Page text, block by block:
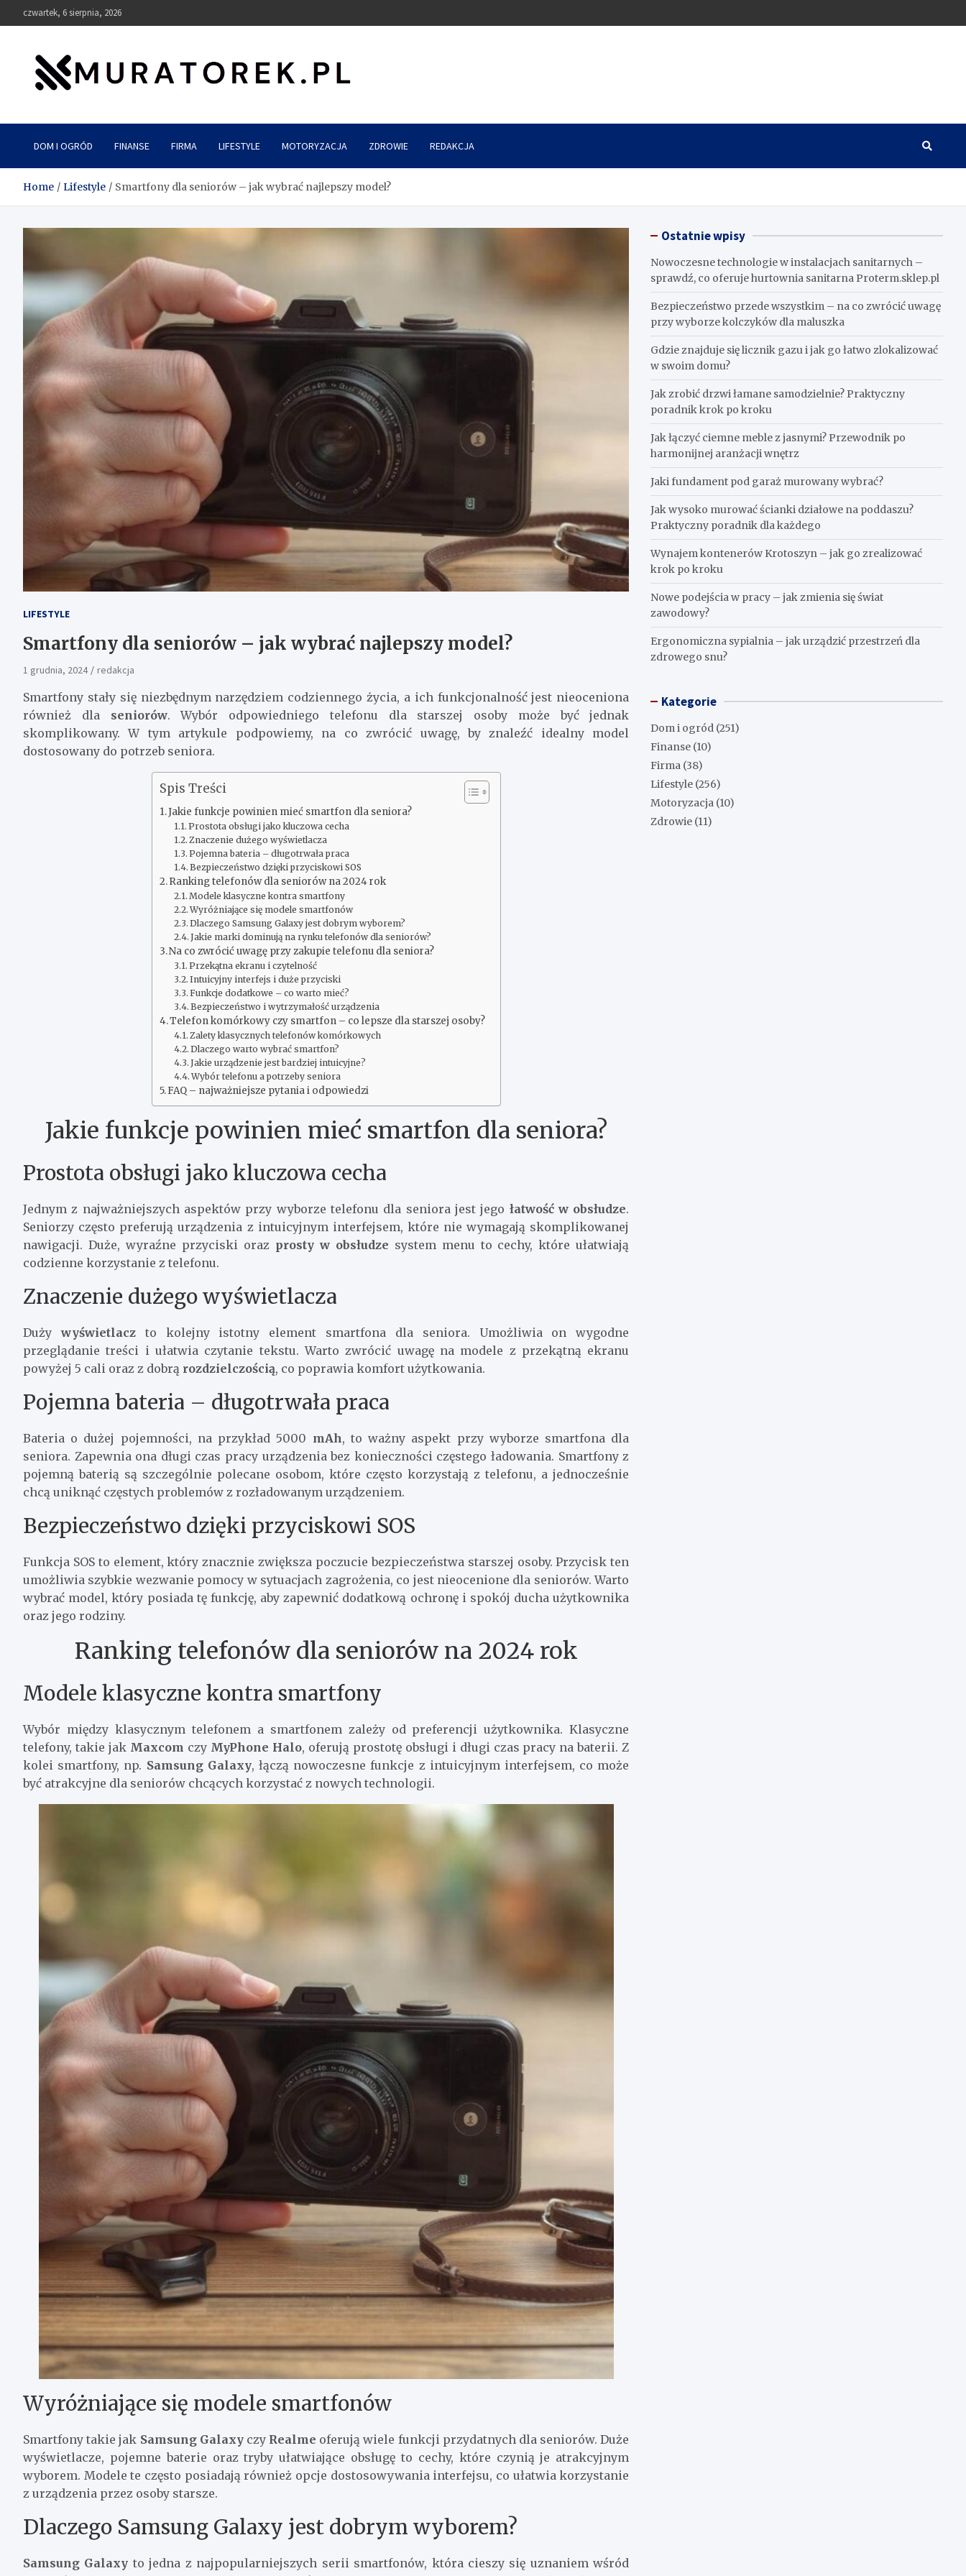
to
czwartek, 6 sierpnia, 2026
muratorek.pl
DOM I OGRÓD FINANSE FIRMA LIFESTYLE MOTORYZACJA ZDROWIE REDAKCJA
Home Lifestyle Smartfony dla seniorów – jak wybrać najlepszy model?
LIFESTYLE
Smartfony dla seniorów – jak wybrać najlepszy model?
1 grudnia, 2024 redakcja
Smartfony stały się niezbędnym narzędziem codziennego życia, a ich funkcjonalność jest nieoceniona
również dla seniorów. Wybór odpowiedniego telefonu dla starszej osoby może być jednak
skomplikowany. W tym artykule podpowiemy, na co zwrócić uwagę, by znaleźć idealny model
dostosowany do potrzeb seniora.
Spis Treści
Jakie funkcje powinien mieć smartfon dla seniora?
Prostota obsługi jako kluczowa cecha
Znaczenie dużego wyświetlacza
Pojemna bateria – długotrwała praca
Bezpieczeństwo dzięki przyciskowi SOS
Ranking telefonów dla seniorów na 2024 rok
Modele klasyczne kontra smartfony
Wyróżniające się modele smartfonów
Dlaczego Samsung Galaxy jest dobrym wyborem?
Jakie marki dominują na rynku telefonów dla seniorów?
Na co zwrócić uwagę przy zakupie telefonu dla seniora?
Przekątna ekranu i czytelność
Intuicyjny interfejs i duże przyciski
Funkcje dodatkowe – co warto mieć?
Bezpieczeństwo i wytrzymałość urządzenia
Telefon komórkowy czy smartfon – co lepsze dla starszej osoby?
Zalety klasycznych telefonów komórkowych
Dlaczego warto wybrać smartfon?
Jakie urządzenie jest bardziej intuicyjne?
Wybór telefonu a potrzeby seniora
FAQ – najważniejsze pytania i odpowiedzi
Jakie funkcje powinien mieć smartfon dla seniora?
Prostota obsługi jako kluczowa cecha
Jednym z najważniejszych aspektów przy wyborze telefonu dla seniora jest jego łatwość w obsłudze.
Seniorzy często preferują urządzenia z intuicyjnym interfejsem, które nie wymagają skomplikowanej
nawigacji. Duże, wyraźne przyciski oraz prosty w obsłudze system menu to cechy, które ułatwiają
codzienne korzystanie z telefonu.
Znaczenie dużego wyświetlacza
Dużywyświetlaczto kolejny istotny element smartfona dla seniora. Umożliwia on wygodne
przeglądanie treści i ułatwia czytanie tekstu. Warto zwrócić uwagę na modele z przekątną ekranu
powyżej 5 cali oraz z dobrą rozdzielczością, co poprawia komfort użytkowania.
Pojemna bateria – długotrwała praca
Bateria o dużej pojemności, na przykład 5000 mAh, to ważny aspekt przy wyborze smartfona dla
seniora. Zapewnia ona długi czas pracy urządzenia bez konieczności częstego ładowania. Smartfony z
pojemną baterią są szczególnie polecane osobom, które często korzystają z telefonu, a jednocześnie
chcą uniknąć częstych problemów z rozładowanym urządzeniem.
Bezpieczeństwo dzięki przyciskowi SOS
Funkcja SOS to element, który znacznie zwiększa poczucie bezpieczeństwa starszej osoby. Przycisk ten
umożliwia szybkie wezwanie pomocy w sytuacjach zagrożenia, co jest nieocenione dla seniorów. Warto
wybrać model, który posiada tę funkcję, aby zapewnić dodatkową ochronę i spokój ducha użytkownika
oraz jego rodziny.
Ranking telefonów dla seniorów na 2024 rok
Modele klasyczne kontra smartfony
Wybór między klasycznym telefonem a smartfonem zależy od preferencji użytkownika. Klasyczne
telefony, takie jak Maxcom czy MyPhone Halo, oferują prostotę obsługi i długi czas pracy na baterii. Z
kolei smartfony, np. Samsung Galaxy, łączą nowoczesne funkcje z intuicyjnym interfejsem, co może
być atrakcyjne dla seniorów chcących korzystać z nowych technologii.
Wyróżniające się modele smartfonów
Smartfony takie jak Samsung Galaxyczy Realme oferują wiele funkcji przydatnych dla seniorów. Duże
wyświetlacze, pojemne baterie oraz tryby ułatwiające obsługę to cechy, które czynią je atrakcyjnym
wyborem. Modele te często posiadają również opcje dostosowywania interfejsu, co ułatwia korzystanie
z urządzenia przez osoby starsze.
Dlaczego Samsung Galaxy jest dobrym wyborem?
Samsung Galaxy to jedna z najpopularniejszych serii smartfonów, która cieszy się uznaniem wśród
Ostatnie wpisy
Nowoczesne technologie w instalacjach sanitarnych –
sprawdź, co oferuje hurtownia sanitarna Proterm.sklep.pl
Bezpieczeństwo przede wszystkim – na co zwrócić uwagę
przy wyborze kolczyków dla maluszka
Gdzie znajduje się licznik gazu i jak go łatwo zlokalizować
w swoim domu?
Jak zrobić drzwi łamane samodzielnie? Praktyczny
poradnik krok po kroku
Jak łączyć ciemne meble z jasnymi? Przewodnik po
harmonijnej aranżacji wnętrz
Jaki fundament pod garaż murowany wybrać?
Jak wysoko murować ścianki działowe na poddaszu?
Praktyczny poradnik dla każdego
Wynajem kontenerów Krotoszyn – jak go zrealizować
krok po kroku
Nowe podejścia w pracy – jak zmienia się świat
zawodowy?
Ergonomiczna sypialnia – jak urządzić przestrzeń dla
zdrowego snu?
Kategorie
Dom i ogród (251)
Finanse (10)
Firma (38)
Lifestyle (256)
Motoryzacja (10)
Zdrowie (11)